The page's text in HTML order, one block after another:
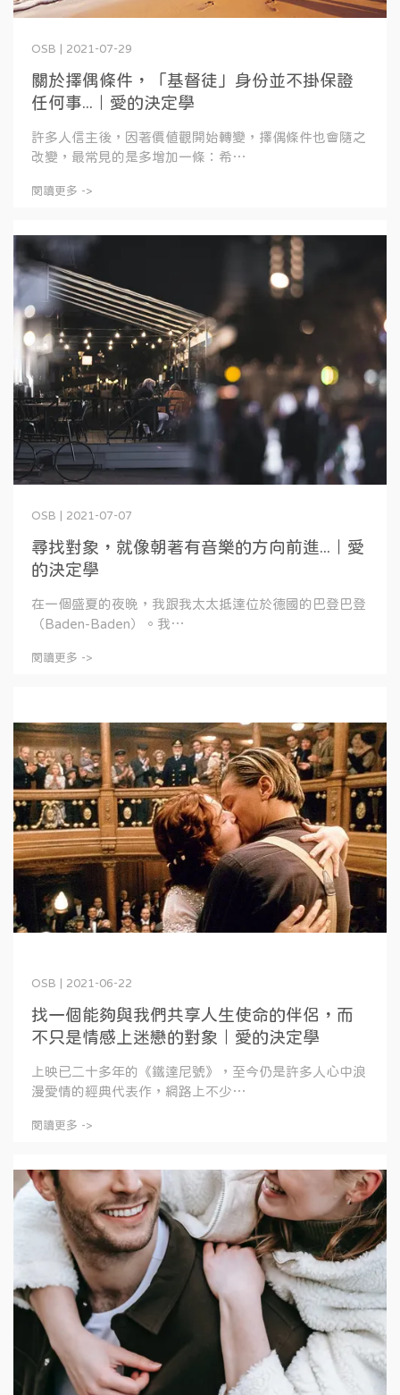
關於擇偶條件，「基督徒」身份並不掛保證
任何事...｜愛的決定學
OSB | 2021-07-29
許多人信主後，因著價值觀開始轉變，擇偶條件也會隨之
改變，最常見的是多增加一條：希⋯
閱讀更多 ->
尋找對象，就像朝著有音樂的方向前進...｜愛
的決定學
OSB | 2021-07-07
在一個盛夏的夜晚，我跟我太太抵達位於德國的巴登巴登
（Baden-Baden）。我⋯
閱讀更多 ->
找一個能夠與我們共享人生使命的伴侶，而
不只是情感上迷戀的對象｜愛的決定學
OSB | 2021-06-22
上映已二十多年的《鐵達尼號》，至今仍是許多人心中浪
漫愛情的經典代表作，網路上不少⋯
閱讀更多 ->